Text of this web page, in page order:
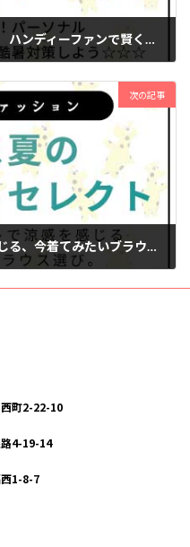
家の中でも外でも！パーソナル ハンディーファンで賢く酷暑対策しよう☆☆☆
次の記事
ゆったりシルエットで涼感を感じる、今着てみたいブラウス選び。
町2-22-10
4-19-14
1-8-7